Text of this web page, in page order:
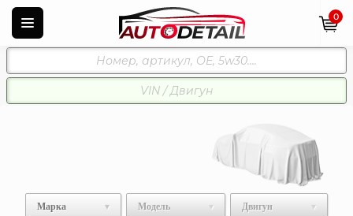
0
Марка Модель Двигун